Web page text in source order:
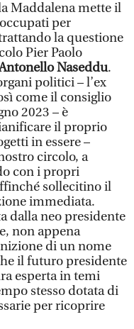
Maddalena mette il
per
la questione
Pier Paolo
Naseddu.
politici – l’ex
come il consiglio
2023 – è
il proprio
in essere –
circolo, a
con i propri
sollecitino il
immediata.
dalla neo presidente
non appena
di un nome
il futuro presidente
esperta in temi
stesso dotata di
per ricoprire